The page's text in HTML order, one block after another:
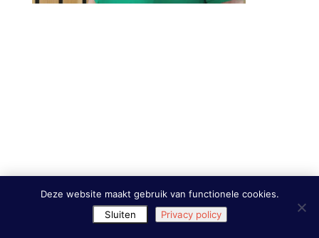
Deze website maakt gebruik van functionele cookies.
Sluiten
Privacy policy